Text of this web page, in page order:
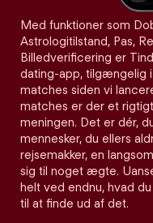
Med funktioner som
Astrologitilstand, Pas,
Billedverificering er
dating-app, tilgængelig
matches siden vi
matches er der et
meningen. Det er dér,
mennesker, du ellers
rejsemakker, en
sig til noget ægte.
helt ved endnu, hvad
til at finde ud af det.